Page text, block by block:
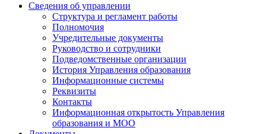
Сведения об управлении
Структура и регламент работы
Полномочия
Учредительные документы
Руководство и сотрудники
Подведомственные организации
История Управления образования
Информационные системы
Реквизиты
Контакты
Информационная открытость Управления
образования и МОО